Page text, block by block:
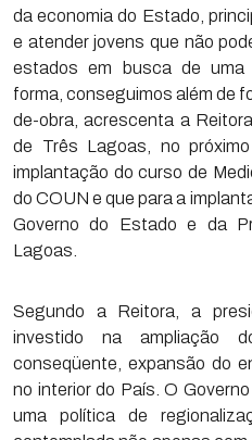
da economia do Estado,
e atender jovens que não
estados em busca de uma
forma, conseguimos além de
de-obra, acrescenta a
de Três Lagoas, no
implantação do curso de
do COUN e que para a
Governo do Estado e da
Lagoas.
Segundo a Reitora, a
investido na ampliação
conseqüente, expansão do
no interior do País. O
uma política de